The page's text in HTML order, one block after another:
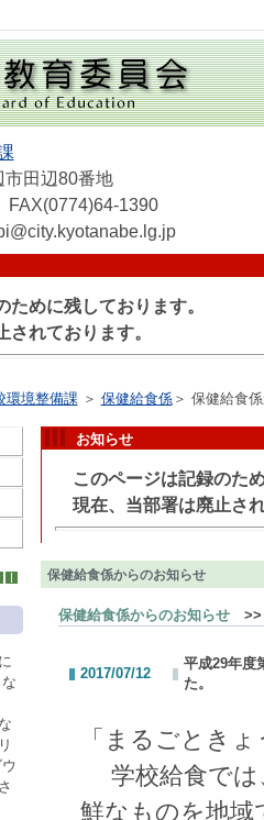
田辺80番地
1390
めに残しております。
れております。
環境整備課＞ 保健給食係＞ 保健給食
お知らせ
このページは記録のた
現在、当部署は廃止さ
保健給食係からのお知らせ
保健給食係からのお知らせ>>
2017/07/12
平成29年度
た。
「まるごとき
学校給食では
鮮なものを地域